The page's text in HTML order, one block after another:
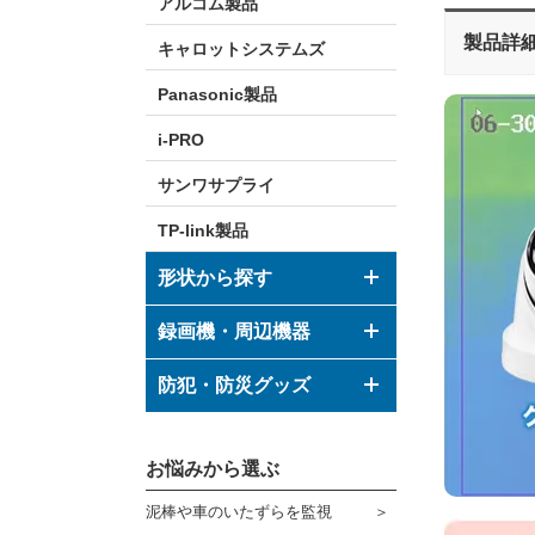
キャロットシステムズ
Panasonic製品
i-PRO
サンワサプライ
TP-link製品
形状から探す
ドーム型カメラ
ボックス型カメラ
その他形状のカメラ
録画機・周辺機器
デジタルレコーダー
ハウジング
ブラケット
防犯・防災グッズ
防災グッズ
お悩みから選ぶ
泥棒や車のいたずらを監視
製品詳